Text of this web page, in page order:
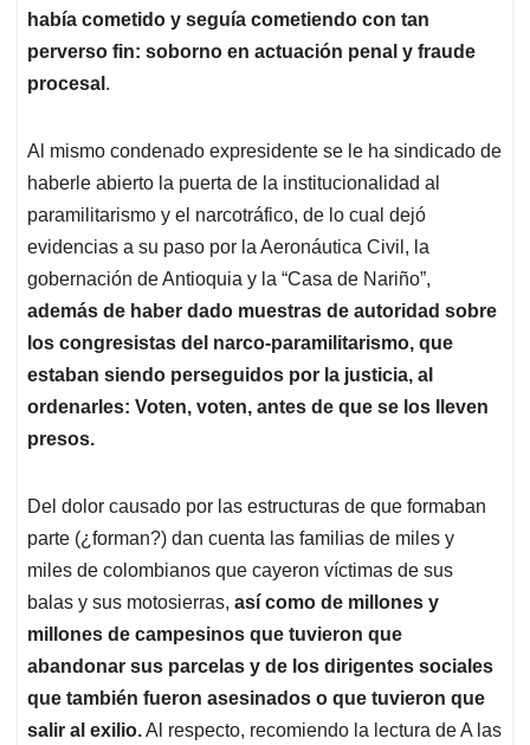
había cometido y seguía cometiendo con tan
perverso fin: soborno en actuación penal y fraude
procesal .
Al mismo condenado expresidente se le ha sindicado de
haberle abierto la puerta de la institucionalidad al
paramilitarismo y el narcotráfico, de lo cual dejó
evidencias a su paso por la Aeronáutica Civil, la
gobernación de Antioquia y la “Casa de Nariño”,
además de haber dado muestras de autoridad sobre
los congresistas del narco-paramilitarismo, que
estaban siendo perseguidos por la justicia, al
ordenarles: Voten, voten, antes de que se los lleven
presos.
Del dolor causado por las estructuras de que formaban
parte (¿forman?) dan cuenta las familias de miles y
miles de colombianos que cayeron víctimas de sus
balas y sus motosierras, así como de millones y
millones de campesinos que tuvieron que
abandonar sus parcelas y de los dirigentes sociales
que también fueron asesinados o que tuvieron que
salir al exilio.Al respecto, recomiendo la lectura de A las